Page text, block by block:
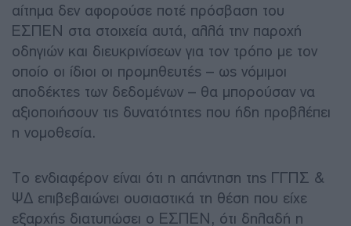
αίτημα δεν αφορούσε ποτέ πρόσβαση του
ΕΣΠΕΝ στα στοιχεία αυτά, αλλά την παροχή
οδηγιών και διευκρινίσεων για τον τρόπο με τον
οποίο οι ίδιοι οι προμηθευτές – ως νόμιμοι
αποδέκτες των δεδομένων – θα μπορούσαν να
αξιοποιήσουν τις δυνατότητες που ήδη προβλέπει
η νομοθεσία.
Το ενδιαφέρον είναι ότι η απάντηση της ΓΓΠΣ &
ΨΔ επιβεβαιώνει ουσιαστικά τη θέση που είχε
εξαρχής διατυπώσει ο ΕΣΠΕΝ, ότι δηλαδή η